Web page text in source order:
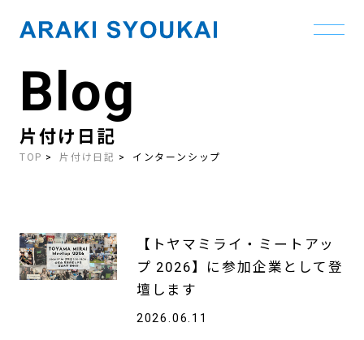
contentBlog
片付け日記
TOP 片付け日記 インターンシップ
【トヤマミライ・ミートアッ
プ 2026】に参加企業として登
壇します
2026.06.11